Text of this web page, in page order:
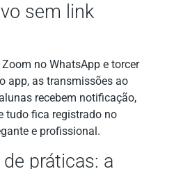
sem link
no WhatsApp e torcer
app, as transmissões ao
recebem notificação,
tudo fica registrado no
e profissional.
práticas: a